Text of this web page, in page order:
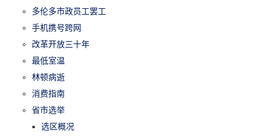
多伦多市政员工罢工
手机携号跨网
改革开放三十年
最低室温
林顿病逝
消费指南
省市选举
选区概况